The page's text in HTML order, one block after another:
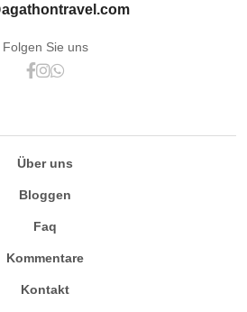
Folgen Sie uns
Über uns
Bloggen
Faq
Kommentare
Kontakt